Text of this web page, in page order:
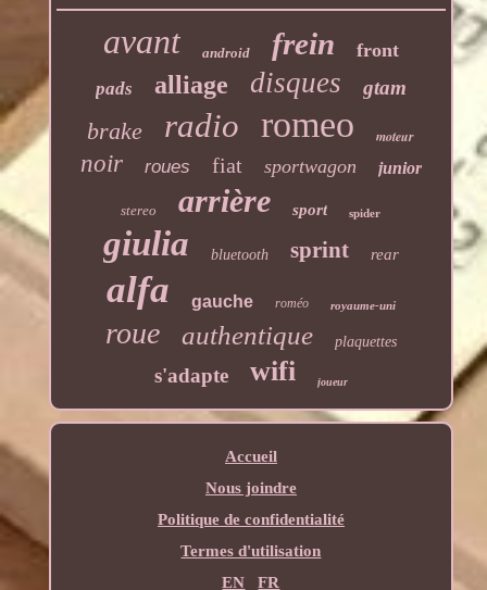
avant android frein front
pads alliage disques gtam
brake radio romeo moteur
noir roues fiat sportwagon junior
stereo arrière sport spider
giulia bluetooth sprint rear
alfa gauche roméo royaume-uni
roue authentique plaquettes
s'adapte wifi joueur
Accueil
Nous joindre
Politique de confidentialité
Termes d'utilisation
EN
FR